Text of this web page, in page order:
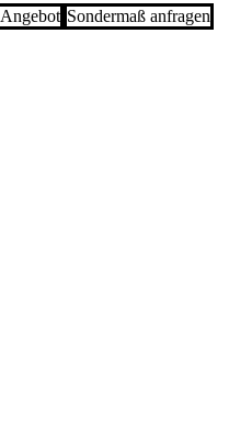
Sondermaß anfragen